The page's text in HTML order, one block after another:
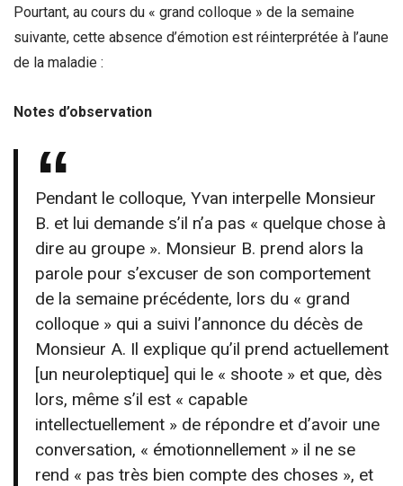
Pourtant, au cours du « grand colloque » de la semaine
suivante, cette absence d’émotion est réinterprétée à l’aune
de la maladie :
Notes d’observation
Pendant le colloque, Yvan interpelle Monsieur
B. et lui demande s’il n’a pas « quelque chose à
dire au groupe ». Monsieur B. prend alors la
parole pour s’excuser de son comportement
de la semaine précédente, lors du « grand
colloque » qui a suivi l’annonce du décès de
Monsieur A. Il explique qu’il prend actuellement
[un neuroleptique] qui le « shoote » et que, dès
lors, même s’il est « capable
intellectuellement » de répondre et d’avoir une
conversation, « émotionnellement » il ne se
rend « pas très bien compte des choses », et